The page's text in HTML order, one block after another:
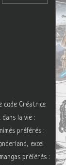
code Créatrice
la vie :
préférés :
excel
préférés :